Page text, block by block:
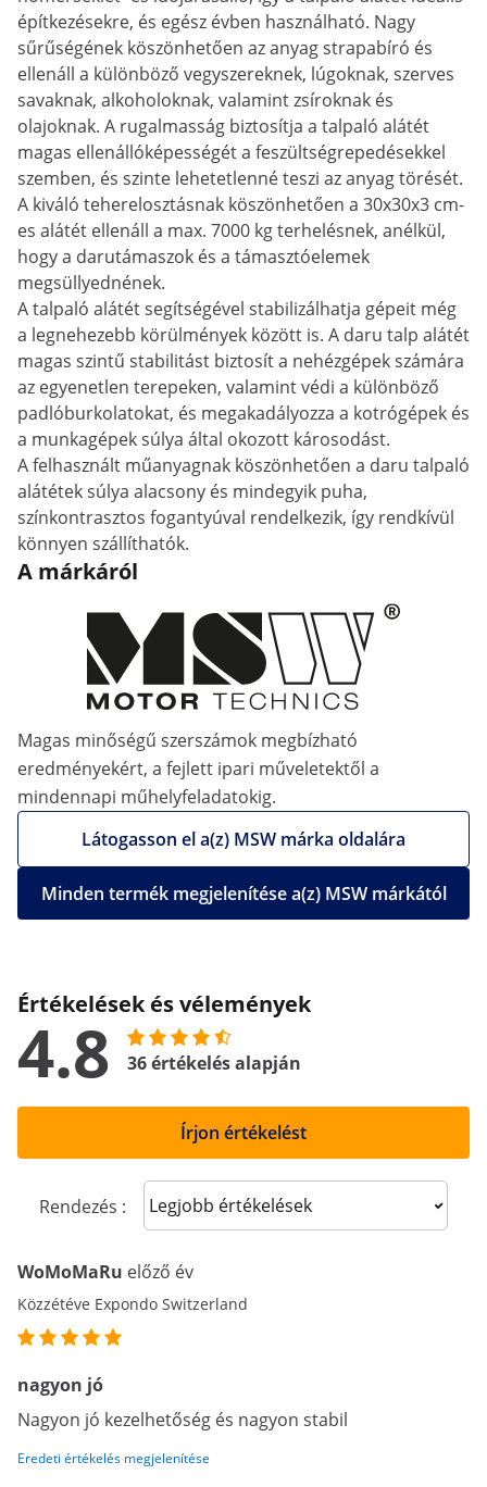
építkezésekre, és egész évben használható. Nagy
sűrűségének köszönhetően az anyag strapabíró és
ellenáll a különböző vegyszereknek, lúgoknak, szerves
savaknak, alkoholoknak, valamint zsíroknak és
olajoknak. A rugalmasság biztosítja a talpaló alátét
magas ellenállóképességét a feszültségrepedésekkel
szemben, és szinte lehetetlenné teszi az anyag törését.
A kiváló teherelosztásnak köszönhetően a 30x30x3 cm-
es alátét ellenáll a max. 7000 kg terhelésnek, anélkül,
hogy a darutámaszok és a támasztóelemek
megsüllyednének.
A talpaló alátét segítségével stabilizálhatja gépeit még
a legnehezebb körülmények között is. A daru talp alátét
magas szintű stabilitást biztosít a nehézgépek számára
az egyenetlen terepeken, valamint védi a különböző
padlóburkolatokat, és megakadályozza a kotrógépek és
a munkagépek súlya által okozott károsodást.
A felhasznált műanyagnak köszönhetően a daru talpaló
alátétek súlya alacsony és mindegyik puha,
színkontrasztos fogantyúval rendelkezik, így rendkívül
könnyen szállíthatók.
A márkáról
Magas minőségű szerszámok megbízható
eredményekért, a fejlett ipari műveletektől a
mindennapi műhelyfeladatokig.
Látogasson el a(z) MSW márka oldalára
Minden termék megjelenítése a(z) MSW márkától
Értékelések és vélemények
4.8 36 értékelés alapján
Írjon értékelést
Rendezés : Sort reviews
WoMoMaRu előző év
Közzétéve Expondo Switzerland
nagyon jó
Nagyon jó kezelhetőség és nagyon stabil
Eredeti értékelés megjelenítése